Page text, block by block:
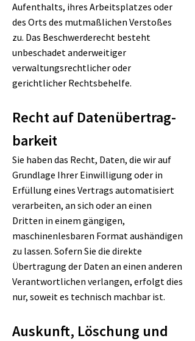
Aufenthalts, ihres Arbeitsplatzes oder
des Orts des mutmaßlichen Verstoßes
zu. Das Beschwerderecht besteht
unbeschadet anderweitiger
verwaltungsrechtlicher oder
gerichtlicher Rechtsbehelfe.
Recht auf Daten­übertrag­
barkeit
Sie haben das Recht, Daten, die wir auf
Grundlage Ihrer Einwilligung oder in
Erfüllung eines Vertrags automatisiert
verarbeiten, an sich oder an einen
Dritten in einem gängigen,
maschinenlesbaren Format aushändigen
zu lassen. Sofern Sie die direkte
Übertragung der Daten an einen anderen
Verantwortlichen verlangen, erfolgt dies
nur, soweit es technisch machbar ist.
Auskunft, Löschung und